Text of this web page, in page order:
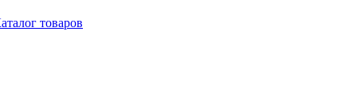
товаров